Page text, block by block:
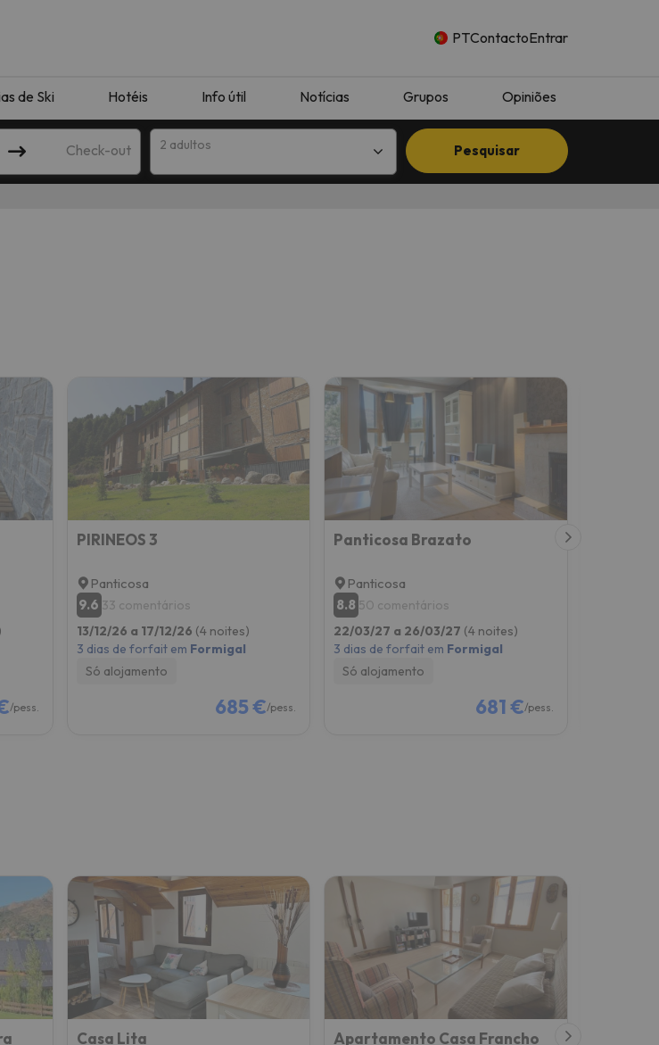
PTContactoEntrar
de Ski Hotéis Info útil Notícias Grupos Opiniões
Check-out 2 adultos Pesquisar
Tente modificar o destino.
a sua bússola, estará de volta.
/pess.
PIRINEOS 3
Panticosa
9.6 33 comentários
13/12/26 a 17/12/26 (4 noites)
3 dias de forfait em Formigal
Só alojamento
685 €/pess.
Panticosa Brazato
Panticosa
8.8 50 comentários
22/03/27 a 26/03/27 (4 noites)
3 dias de forfait em Formigal
Só alojamento
681 €/pess.
Casa Lita Apartamento Casa Francho